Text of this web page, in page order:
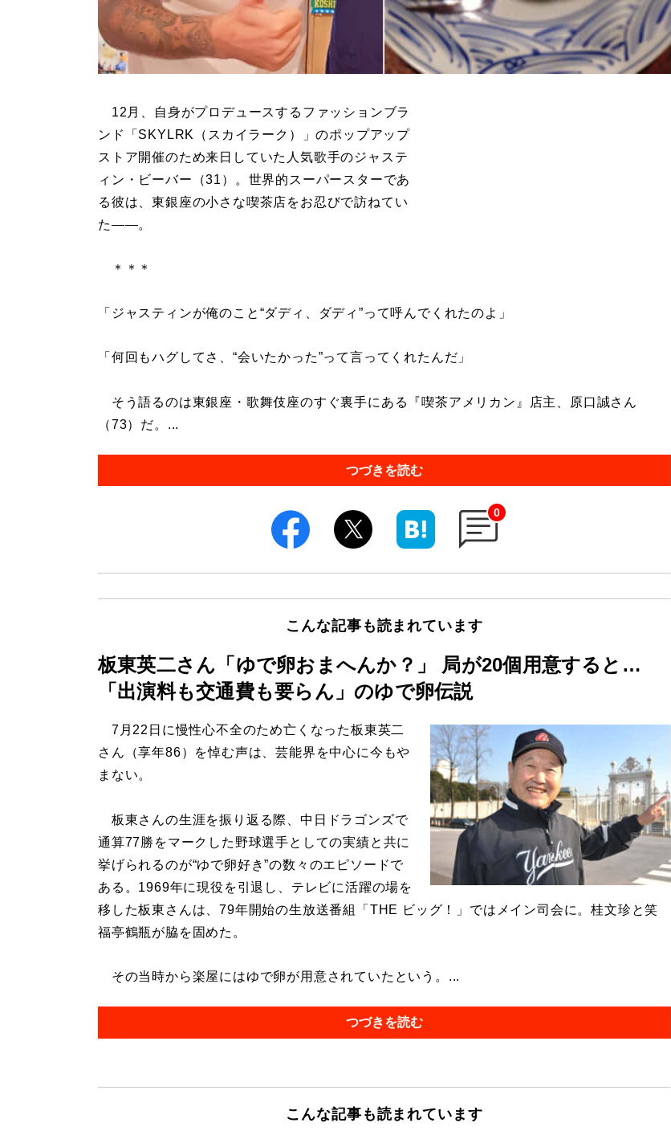
12月、自身がプロデュースするファッションブラ
ンド「SKYLRK（スカイラーク）」のポップアップ
ストア開催のため来日していた人気歌手のジャステ
ィン・ビーバー（31）。世界的スーパースターであ
る彼は、東銀座の小さな喫茶店をお忍びで訪ねてい
た――。
＊＊＊
「ジャスティンが俺のこと“ダディ、ダディ”って呼んでくれたのよ」
「何回もハグしてさ、“会いたかった”って言ってくれたんだ」
そう語るのは東銀座・歌舞伎座のすぐ裏手にある『喫茶アメリカン』店主、原口誠さん
（73）だ。...
つづきを読む
0
こんな記事も読まれています
板東英二さん「ゆで卵おまへんか？」 局が20個用意すると…
「出演料も交通費も要らん」のゆで卵伝説
7月22日に慢性心不全のため亡くなった板東英二
さん（享年86）を悼む声は、芸能界を中心に今もや
まない。
板東さんの生涯を振り返る際、中日ドラゴンズで
通算77勝をマークした野球選手としての実績と共に
挙げられるのが“ゆで卵好き”の数々のエピソードで
ある。1969年に現役を引退し、テレビに活躍の場を
移した板東さんは、79年開始の生放送番組「THE ビッグ！」ではメイン司会に。桂文珍と笑
福亭鶴瓶が脇を固めた。
その当時から楽屋にはゆで卵が用意されていたという。...
つづきを読む
こんな記事も読まれています